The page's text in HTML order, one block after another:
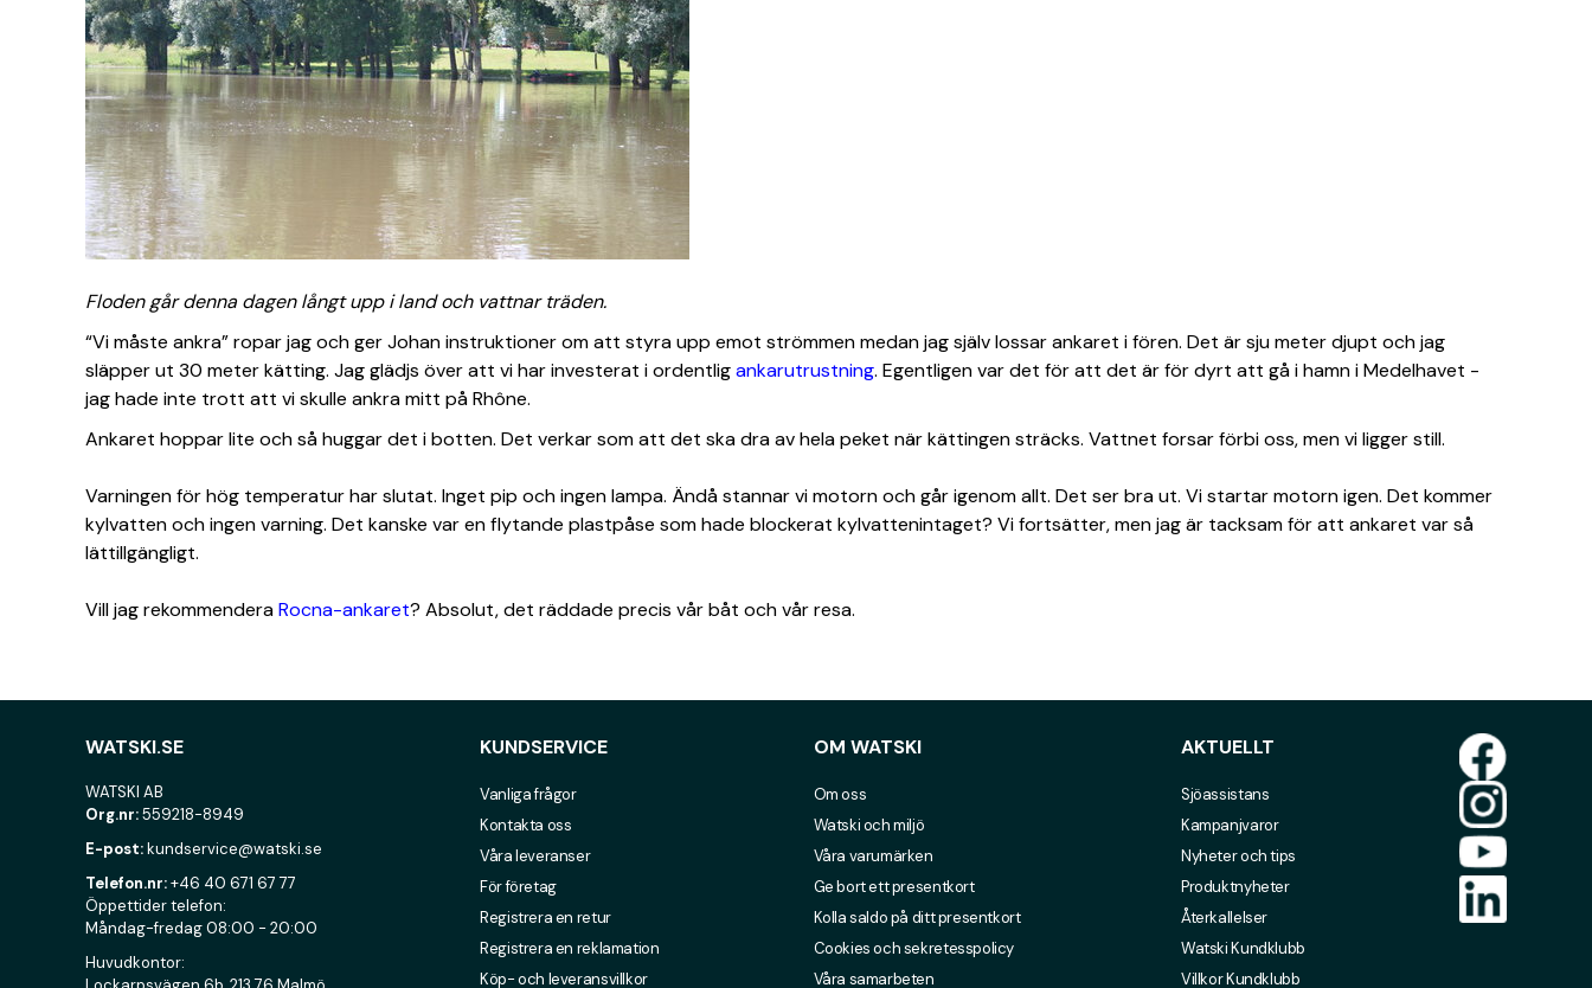
Floden går denna dagen långt upp i land och vattnar träden.
“Vi måste ankra” ropar jag och ger Johan instruktioner om att styra upp emot strömmen medan jag själv lossar ankaret i fören. Det är sju meter djupt och jag
släpper ut 30 meter kätting. Jag glädjs över att vi har investerat i ordentligankarutrustning. Egentligen var det för att det är för dyrt att gå i hamn i Medelhavet -
jag hade inte trott att vi skulle ankra mitt på Rhône.
Ankaret hoppar lite och så huggar det i botten. Det verkar som att det ska dra av hela peket när kättingen sträcks. Vattnet forsar förbi oss, men vi ligger still.
Varningen för hög temperatur har slutat. Inget pip och ingen lampa. Ändå stannar vi motorn och går igenom allt. Det ser bra ut. Vi startar motorn igen. Det kommer
kylvatten och ingen varning. Det kanske var en flytande plastpåse som hade blockerat kylvattenintaget? Vi fortsätter, men jag är tacksam för att ankaret var så
lättillgängligt.
Vill jag rekommenderaRocna-ankaret? Absolut, det räddade precis vår båt och vår resa.
WATSKI.SE
WATSKI AB
Org.nr:559218-8949
E-post:kundservice@watski.se
Telefon.nr:+46 40 671 67 77
Öppettider telefon:
Måndag-fredag 08:00 - 20:00
Huvudkontor:
KUNDSERVICE
Vanliga frågor
Kontakta oss
Våra leveranser
För företag
Registrera en retur
Registrera en reklamation
Köp- och leveransvillkor
OM WATSKI
Om oss
Watski och miljö
Våra varumärken
Ge bort ett presentkort
Kolla saldo på ditt presentkort
Cookies och sekretesspolicy
Våra samarbeten
AKTUELLT
Sjöassistans
Kampanjvaror
Nyheter och tips
Produktnyheter
Återkallelser
Watski Kundklubb
Villkor Kundklubb